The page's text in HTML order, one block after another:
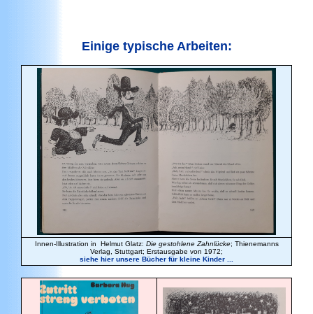
Einige typische Arbeiten:
Innen-Illustration in Helmut Glatz: Die gestohlene Zahnlücke; Thienemanns
Verlag, Stuttgart; Erstausgabe von 1972;
siehe hier unsere Bücher für kleine Kinder ...